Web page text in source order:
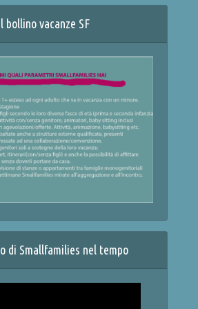
bollino vacanze SF
di Smallfamilies nel tempo